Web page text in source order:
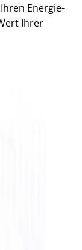
En­er­gie­
Ihrer